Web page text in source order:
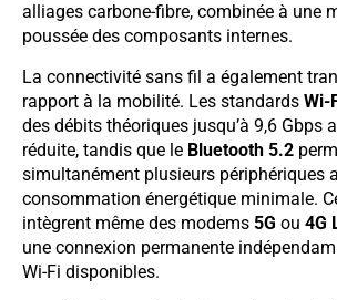
alliages carbone-fibre, combinée à une
poussée des composants internes.
La connectivité sans fil a également
rapport à la mobilité. Les standards Wi-
des débits théoriques jusqu’à 9,6 Gbps
réduite, tandis que le Bluetooth 5.2
simultanément plusieurs périphériques
consommation énergétique minimale.
intègrent même des modems 5G ou 4G
une connexion permanente
Wi-Fi disponibles.